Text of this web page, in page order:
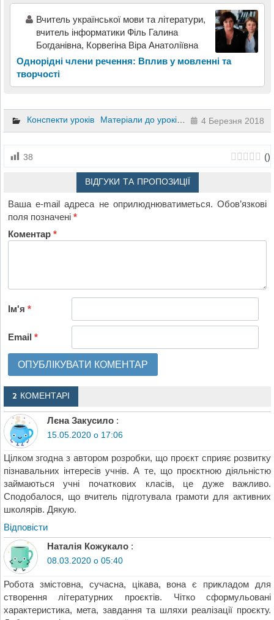
Вчитель української мови та літератури,
вчитель інформатики Філь Галина
Богданівна, Корвегіна Віра Анатоліївна
Однорідні члени речення: Вплив у мовленні та
творчості
Конспекти уроків Матеріали до уроків Літературне читання
4 Березня 2018
38 ()
ВІДГУКИ ТА ПРОПОЗИЦІЇ
Ваша e-mail адреса не оприлюднюватиметься. Обов’язкові
поля позначені*
Коментар*
Ім'я*
Email*
2 КОМЕНТАРІ
Лєна Закусило :
15.05.2020 о 17:06
Цілком згодна з автором розробки, що проєкт сприяє розвитку
пізнавальних інтересів учнів. А те, що проєктною діяльністю
займаються учні початкових класів, це дуже важливо.
Сподобалося, що вчитель підготувала грамоти для активних
школярів. Дякую.
Відповіcти
Наталія Кожукало :
08.03.2020 о 05:40
Робота змістовна, сучасна, цікава, вона є прикладом для
створення літературних проєктів. Чітко сформульовані
характеристика, мета, завдання та шляхи реалізації проєкту.